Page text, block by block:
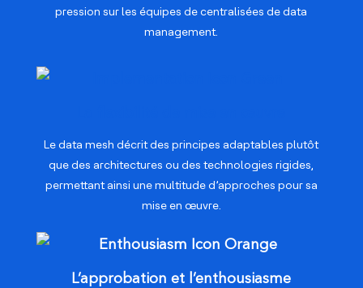
pression sur les équipes de centralisées de data
management.
Le data mesh décrit des principes adaptables plutôt
que des architectures ou des technologies rigides,
permettant ainsi une multitude d’approches pour sa
mise en œuvre.
L’approbation et l’enthousiasme